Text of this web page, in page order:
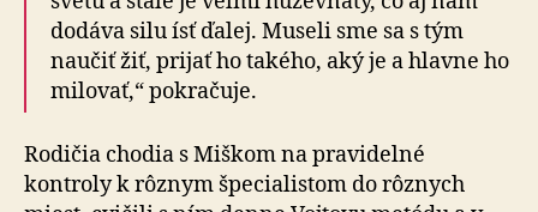
dodáva silu ísť ďalej. Museli sme sa s tým
naučiť žiť, prijať ho takého, aký je a hlavne ho
milovať,“ pokračuje.
Rodičia chodia s Miškom na pravidelné
kontroly k rôznym špecialistom do rôznych